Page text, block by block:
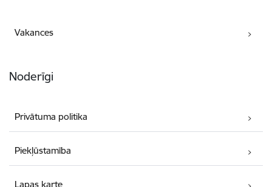
Vakances
Noderīgi
Privātuma politika
Piekļūstamība
Lapas karte